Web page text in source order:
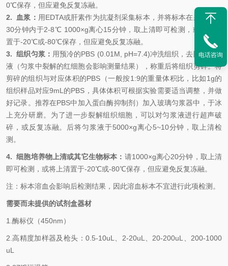
0℃保存，但应避免反复冻融。
2.
血浆 ： 用EDTA或肝素作为抗凝剂采集标本，并将标本在采集后的
30分钟内于2-8℃ 1000×g离心15分钟，取上清即可检测，或将上清
置于-20℃或-80℃保存，但应避免反复冻融。
3. 组织匀浆： 用预冷的PBS (0.01M, pH=7.4)冲洗组织，去除残留血
液（匀浆中裂解的红细胞会影响测量结果），称重后将组织剪碎。将
剪碎的组织与对应体积的PBS（一般按1:9的重量体积比，比如1g的
组织样品对应9mL的PBS，具体体积可根据实验需要适当调整，并做
好记录。推荐在PBS中加入蛋白酶抑制剂）加入玻璃匀浆器中，于冰
上充分研磨。为了进一步裂解组织细胞，可以对匀浆液进行超声破
碎，或反复冻融。后将匀浆液于5000×g离心5~10分钟，取上清检
测。
4. 细胞培养物上清或其它生物标本： 请1000×g离心20分钟，取上清
即可检测，或将上清置于-20℃或-80℃保存，但应避免反复冻融。
注：标本溶血会影响后检测结果，因此溶血标本不宜进行此项检测。
需要而未提供的试剂盒器材
1. 酶标仪（450nm）
2. 高精度加样器及枪头：0.5-10uL、2-20uL、20-200uL、200-1000
uL
电话咨询